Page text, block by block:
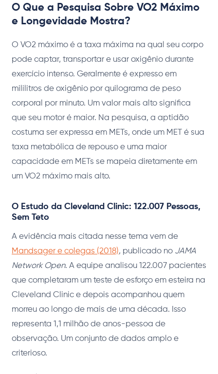
O Que a Pesquisa Sobre VO2 Máximo
e Longevidade Mostra?
O VO2 máximo é a taxa máxima na qual seu corpo
pode captar, transportar e usar oxigênio durante
exercício intenso. Geralmente é expresso em
mililitros de oxigênio por quilograma de peso
corporal por minuto. Um valor mais alto significa
que seu motor é maior. Na pesquisa, a aptidão
costuma ser expressa em METs, onde um MET é sua
taxa metabólica de repouso e uma maior
capacidade em METs se mapeia diretamente em
um VO2 máximo mais alto.
O Estudo da Cleveland Clinic: 122.007 Pessoas,
Sem Teto
A evidência mais citada nesse tema vem de
Mandsager e colegas (2018), publicado no JAMA
Network Open. A equipe analisou 122.007 pacientes
que completaram um teste de esforço em esteira na
Cleveland Clinic e depois acompanhou quem
morreu ao longo de mais de uma década. Isso
representa 1,1 milhão de anos-pessoa de
observação. Um conjunto de dados amplo e
criterioso.